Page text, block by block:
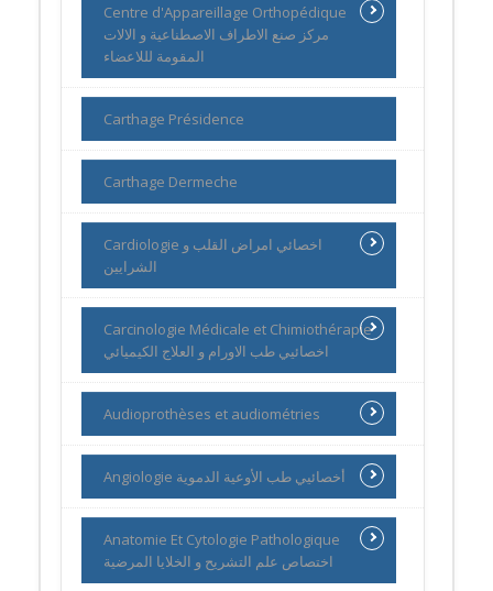
Centre d'Appareillage Orthopédique
مركز صنع الاطراف الاصطناعية و الالات
المقومة لللاعضاء
Carthage Présidence
Carthage Dermeche
Cardiologie اخصائي امراض القلب و
الشرايين
Carcinologie Médicale et Chimiothérapie
اخصائيي طب الاورام و العلاج الكيميائي
Audioprothèses et audiométries
Angiologie أخصائيي طب الأوعية الدموية
Anatomie Et Cytologie Pathologique
اختصاص علم التشريح و الخلايا المرضية